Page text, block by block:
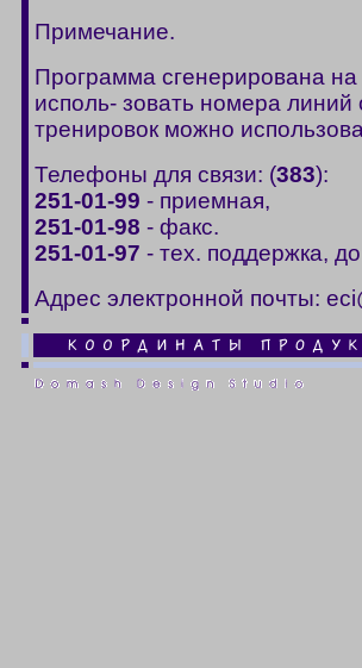
Примечание.
Программа сгенерирована
исполь- зовать номера
тренировок можно
Телефоны для связи: (383):
251-01-99 - приемная,
251-01-98 - факс.
251-01-97 - тех. поддержка,
Адрес электронной почты: